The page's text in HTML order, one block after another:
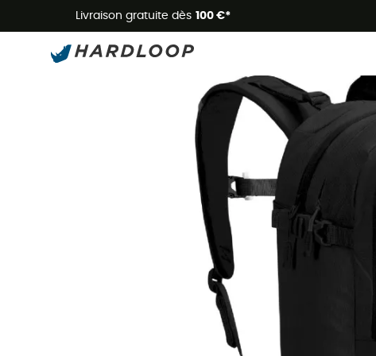
Livraison gratuite dès 100 €*
Nouveau